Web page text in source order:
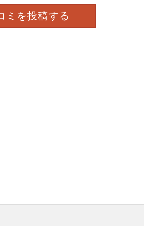
ミを投稿する